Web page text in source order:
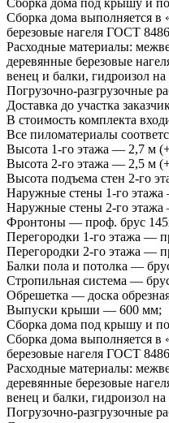
Сборка дома под крышу и
Сборка дома выполняется в
березовые нагеля ГОСТ
Расходные материалы:
деревянные березовые
венец и балки, гидроизол
Погрузочно-разгрузочные
Доставка до участка
В стоимость комплекта
Все пиломатериалы
Высота 1-го этажа — 2,7 м
Высота 2-го этажа — 2,5 м
Высота подъема стен 2-го
Наружные стены 1-го
Наружные стены 2-го
Фронтоны — проф. брус
Перегородки 1-го этажа —
Перегородки 2-го этажа —
Балки пола и потолка —
Стропильная система —
Обрешетка — доска
Выпуски крыши — 600 мм;
Сборка дома под крышу и
Сборка дома выполняется в
березовые нагеля ГОСТ
Расходные материалы:
деревянные березовые
венец и балки, гидроизол
Погрузочно-разгрузочные